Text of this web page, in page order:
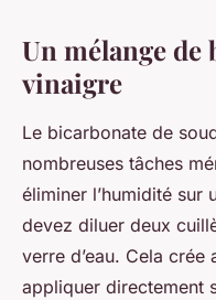
Un mélange de
vinaigre
Le bicarbonate de
nombreuses tâches
éliminer l’humidité sur
devez diluer deux
verre d’eau. Cela crée
appliquer directement